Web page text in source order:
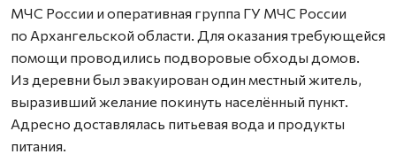
МЧС России и оперативная группа ГУ МЧС России
по Архангельской области. Для оказания требующейся
помощи проводились подворовые обходы домов.
Из деревни был эвакуирован один местный житель,
выразивший желание покинуть населённый пункт.
Адресно доставлялась питьевая вода и продукты
питания.